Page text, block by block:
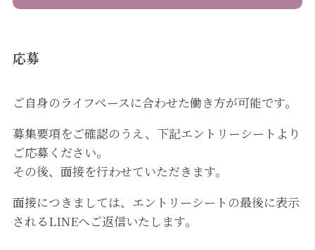
応募
ご自身のライフぺースに合わせた働き方が可能です。
募集要項をご確認のうえ、下記エントリーシートより
ご応募ください。
その後、面接を行わせていただきます。
面接につきましては、エントリーシートの最後に表示
されるLINEへご返信いたします。